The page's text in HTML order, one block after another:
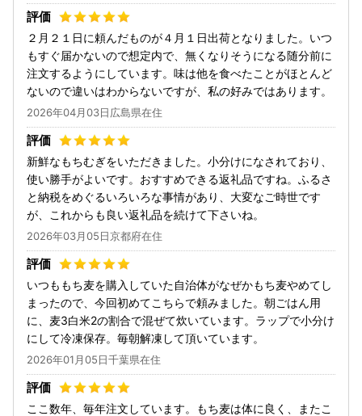
２月２１日に頼んだものが４月１日出荷となりました。いつ
もすぐ届かないので想定内で、無くなりそうになる随分前に
注文するようにしています。味は他を食べたことがほとんど
ないので違いはわからないですが、私の好みではあります。
2026年04月03日広島県在住
新鮮なもちむぎをいただきました。小分けになされており、
使い勝手がよいです。おすすめできる返礼品ですね。ふるさ
と納税をめぐるいろいろな事情があり、大変なご時世です
が、これからも良い返礼品を続けて下さいね。
2026年03月05日京都府在住
いつももち麦を購入していた自治体がなぜかもち麦やめてし
まったので、今回初めてこちらで頼みました。朝ごはん用
に、麦3白米2の割合で混ぜて炊いています。ラップで小分け
にして冷凍保存。毎朝解凍して頂いています。
2026年01月05日千葉県在住
ここ数年、毎年注文しています。もち麦は体に良く、またこ